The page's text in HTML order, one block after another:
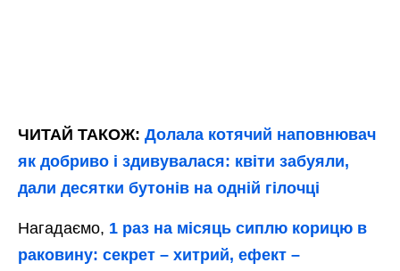
ЧИТАЙ ТАКОЖ: Долала котячий наповнювач
як добриво і здивувалася: квіти забуяли,
дали десятки бутонів на одній гілочці
Нагадаємо, 1 раз на місяць сиплю корицю в
раковину: секрет – хитрий, ефект –